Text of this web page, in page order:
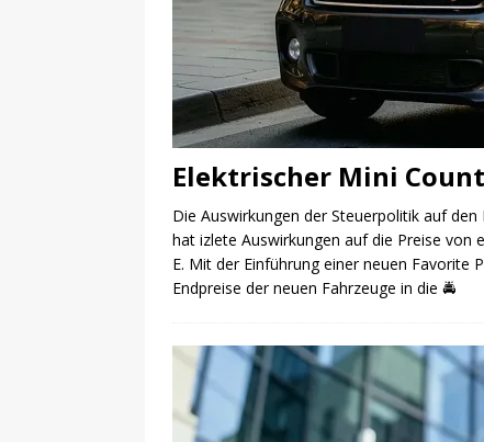
Elektrischer Mini
Die Auswirkungen der Steuerpolitik auf
hat izlete Auswirkungen auf die Preise von
E. Mit der Einführung einer neuen Favorite
Endpreise der neuen Fahrzeuge in die 🚔